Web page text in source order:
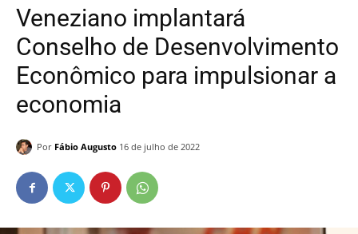
Veneziano implantará
Conselho de Desenvolvimento
Econômico para impulsionar a
economia
Por Fábio Augusto 16 de julho de 2022